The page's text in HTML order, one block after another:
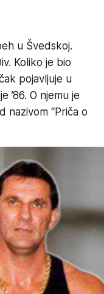
u Švedskoj.
Koliko je bio
pojavljuje u
’86. O njemu je
nazivom “Priča o